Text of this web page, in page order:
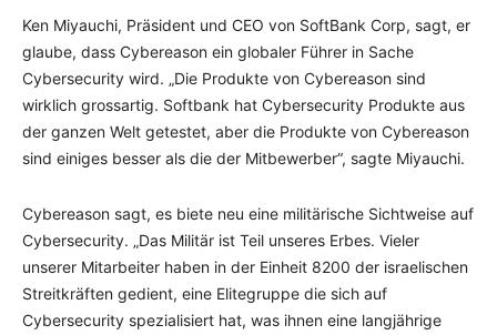
Ken Miyauchi, Präsident und CEO von SoftBank Corp, sagt, er
glaube, dass Cybereason ein globaler Führer in Sache
Cybersecurity wird. „Die Produkte von Cybereason sind
wirklich grossartig. Softbank hat Cybersecurity Produkte aus
der ganzen Welt getestet, aber die Produkte von Cybereason
sind einiges besser als die der Mitbewerber“, sagte Miyauchi.
Cybereason sagt, es biete neu eine militärische Sichtweise auf
Cybersecurity. „Das Militär ist Teil unseres Erbes. Vieler
unserer Mitarbeiter haben in der Einheit 8200 der israelischen
Streitkräften gedient, eine Elitegruppe die sich auf
Cybersecurity spezialisiert hat, was ihnen eine langjährige